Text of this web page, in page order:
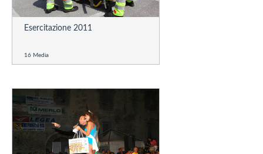
Esercitazione 2011
16 Media